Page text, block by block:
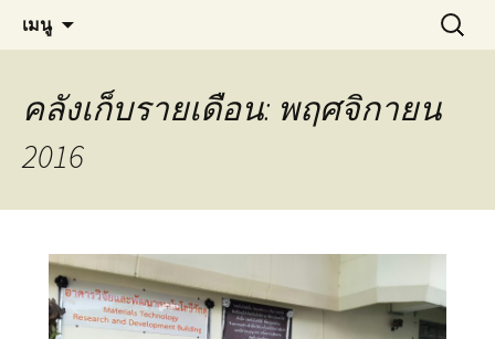
MT KMUTT
Materials Technology, KMUTT
เมนู
ค้นหา
สำหรับ:
คลังเก็บรายเดือน: พฤศจิกายน
2016